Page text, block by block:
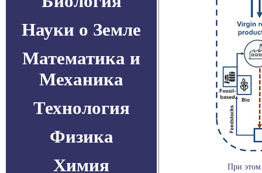
Науки о Земле
Математика и
Механика
Технология
Физика
Химия
При этом